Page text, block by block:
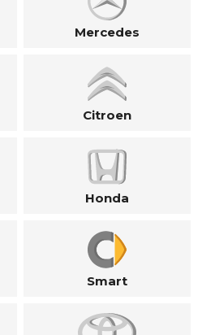
Mercedes
Citroen
Honda
Smart